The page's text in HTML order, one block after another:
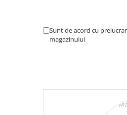
Sunt de acord cu
magazinului